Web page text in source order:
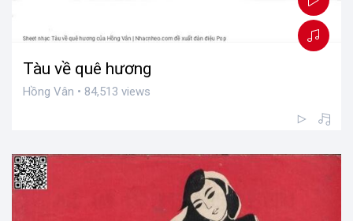
Tàu về quê hương
Hồng Vân • 84,513 views